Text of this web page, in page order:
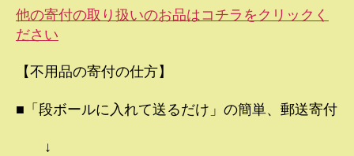
他の寄付の取り扱いのお品はコチラをクリックく
ださい
【不用品の寄付の仕方】
■「段ボールに入れて送るだけ」の簡単、郵送寄付
↓